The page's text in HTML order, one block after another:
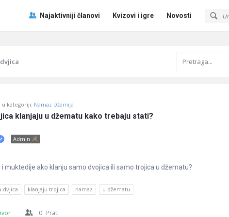
Pitaj
Učene
Najaktivniji članovi Kvizovi i igre Novosti
u kategoriji: Namaz Džamija
klanjaju u džematu kako trebaju stati?
Admin
muktedije ako klanju samo dvojica ili samo trojica u džematu?
dvjica klanjaju trojica namaz u džematu
0 Prati